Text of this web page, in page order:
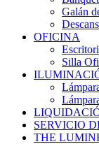
Galán
OFICINA
Silla
SERVICIO
THE